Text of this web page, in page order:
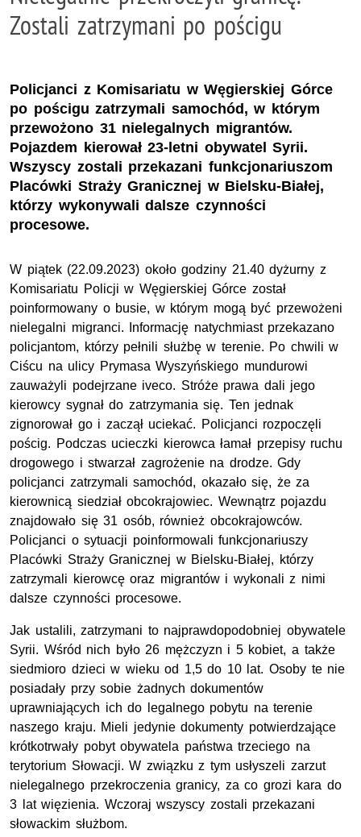
Zostali zatrzymani po pościgu
Policjanci z Komisariatu w Węgierskiej Górce
po pościgu zatrzymali samochód, w którym
przewożono 31 nielegalnych migrantów.
Pojazdem kierował 23-letni obywatel Syrii.
Wszyscy zostali przekazani funkcjonariuszom
Placówki Straży Granicznej w Bielsku-Białej,
którzy wykonywali dalsze czynności
procesowe.
W piątek (22.09.2023) około godziny 21.40 dyżurny z
Komisariatu Policji w Węgierskiej Górce został
poinformowany o busie, w którym mogą być przewożeni
nielegalni migranci. Informację natychmiast przekazano
policjantom, którzy pełnili służbę w terenie. Po chwili w
Ciścu na ulicy Prymasa Wyszyńskiego mundurowi
zauważyli podejrzane iveco. Stróże prawa dali jego
kierowcy sygnał do zatrzymania się. Ten jednak
zignorował go i zaczął uciekać. Policjanci rozpoczęli
pościg. Podczas ucieczki kierowca łamał przepisy ruchu
drogowego i stwarzał zagrożenie na drodze. Gdy
policjanci zatrzymali samochód, okazało się, że za
kierownicą siedział obcokrajowiec. Wewnątrz pojazdu
znajdowało się 31 osób, również obcokrajowców.
Policjanci o sytuacji poinformowali funkcjonariuszy
Placówki Straży Granicznej w Bielsku-Białej, którzy
zatrzymali kierowcę oraz migrantów i wykonali z nimi
dalsze czynności procesowe.
Jak ustalili, zatrzymani to najprawdopodobniej obywatele
Syrii. Wśród nich było 26 mężczyzn i 5 kobiet, a także
siedmioro dzieci w wieku od 1,5 do 10 lat. Osoby te nie
posiadały przy sobie żadnych dokumentów
uprawniających ich do legalnego pobytu na terenie
naszego kraju. Mieli jedynie dokumenty potwierdzające
krótkotrwały pobyt obywatela państwa trzeciego na
terytorium Słowacji. W związku z tym usłyszeli zarzut
nielegalnego przekroczenia granicy, za co grozi kara do
3 lat więzienia. Wczoraj wszyscy zostali przekazani
słowackim służbom.